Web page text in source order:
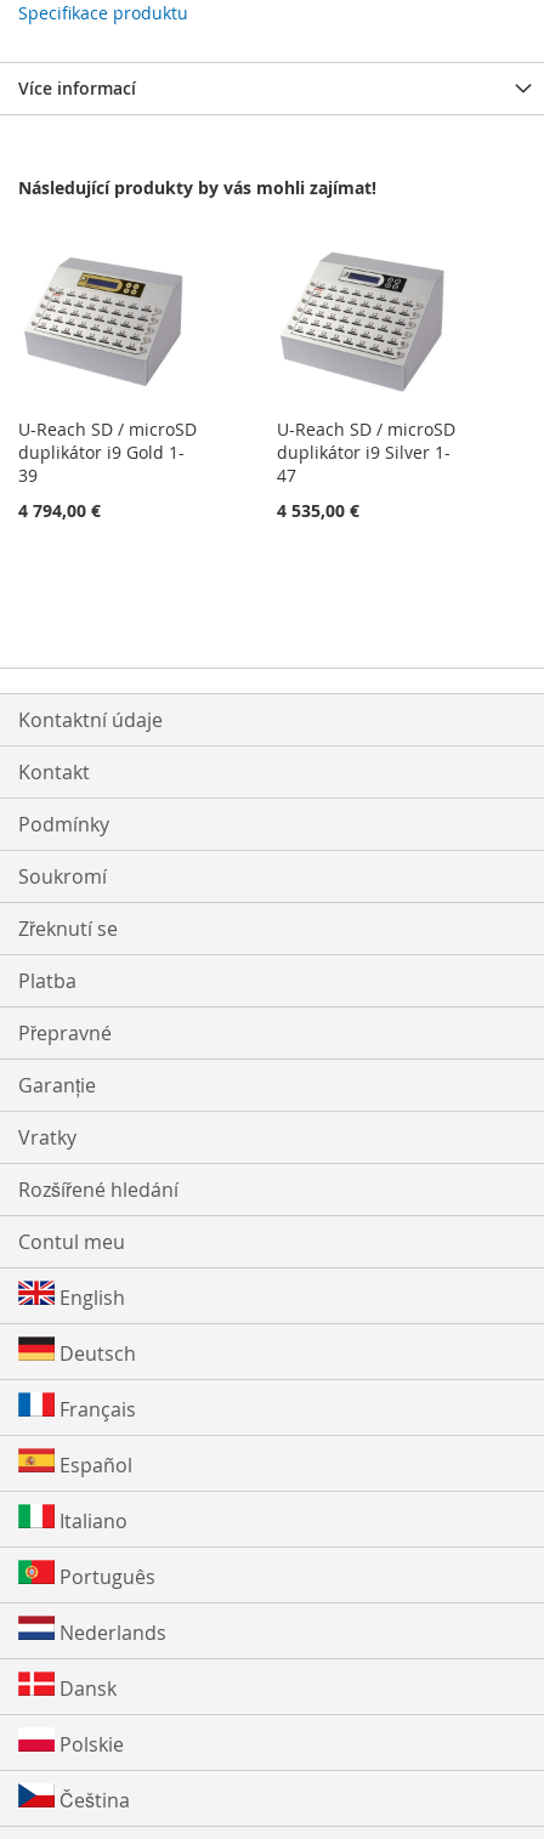
Specifikace produktu
Více informací
Následující produkty by vás mohli zajímat!
U-Reach SD / microSD
duplikátor i9 Gold 1-
39
4 794,00 €
U-Reach SD / microSD
duplikátor i9 Silver 1-
47
4 535,00 €
Kontaktní údaje
Kontakt
Podmínky
Soukromí
Zřeknutí se
Platba
Přepravné
Garanție
Vratky
Rozšířené hledání
Contul meu
English
Deutsch
Français
Español
Italiano
Português
Nederlands
Dansk
Polskie
Čeština